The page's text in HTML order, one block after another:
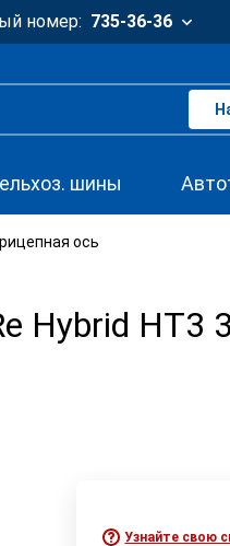
номер: 735-36-36
шины
ось
Hybrid HT3
Узнайте свою